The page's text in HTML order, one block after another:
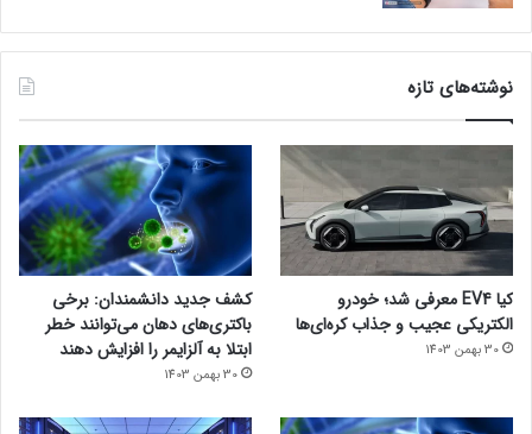
نوشته‌های تازه
کیا EV4 معرفی شد؛ خودرو
الکتریکی عجیب و جذاب کره‌ای‌ها
30 بهمن 1403
کشف جدید دانشمندان: برخی
باکتری‌های دهان می‌توانند خطر
ابتلا به آلزایمر را افزایش دهند
30 بهمن 1403